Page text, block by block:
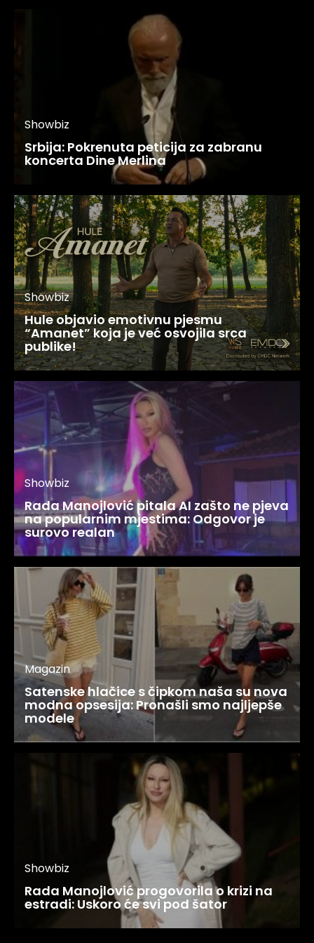
Showbiz
Srbija: Pokrenuta peticija za zabranu
koncerta Dine Merlina
Showbiz
Hule objavio emotivnu pjesmu
“Amanet” koja je već osvojila srca
publike!
Showbiz
Rada Manojlović pitala AI zašto ne pjeva
na popularnim mjestima: Odgovor je
surovo realan
Magazin
Satenske hlačice s čipkom naša su nova
modna opsesija: Pronašli smo najljepše
modele
Showbiz
Rada Manojlović progovorila o krizi na
estradi: Uskoro će svi pod šator